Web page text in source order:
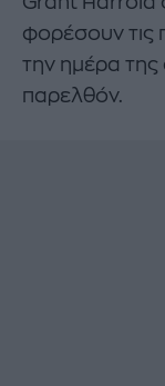
φορέσουν τις
την ημέρα
παρελθόν.